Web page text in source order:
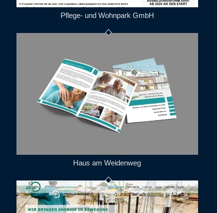
Pflege- und Wohnpark GmbH
Haus am Weidenweg